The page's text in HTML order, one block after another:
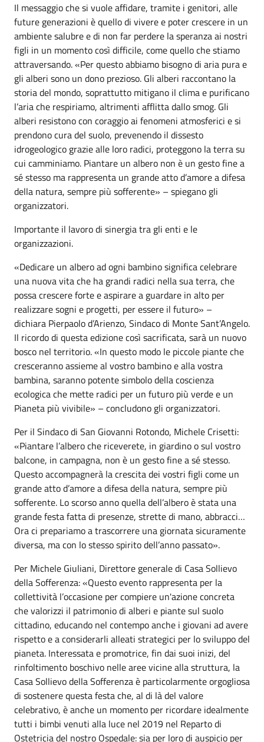
Il messaggio che si vuole affidare, tramite i genitori, alle
future generazioni è quello di vivere e poter crescere in un
ambiente salubre e di non far perdere la speranza ai nostri
figli in un momento così difficile, come quello che stiamo
attraversando. «Per questo abbiamo bisogno di aria pura e
gli alberi sono un dono prezioso. Gli alberi raccontano la
storia del mondo, soprattutto mitigano il clima e purificano
l’aria che respiriamo, altrimenti afflitta dallo smog. Gli
alberi resistono con coraggio ai fenomeni atmosferici e si
prendono cura del suolo, prevenendo il dissesto
idrogeologico grazie alle loro radici, proteggono la terra su
cui camminiamo. Piantare un albero non è un gesto fine a
sé stesso ma rappresenta un grande atto d’amore a difesa
della natura, sempre più sofferente» – spiegano gli
organizzatori.
Importante il lavoro di sinergia tra gli enti e le
organizzazioni.
«Dedicare un albero ad ogni bambino significa celebrare
una nuova vita che ha grandi radici nella sua terra, che
possa crescere forte e aspirare a guardare in alto per
realizzare sogni e progetti, per essere il futuro» –
dichiara Pierpaolo d’Arienzo, Sindaco di Monte Sant’Angelo.
Il ricordo di questa edizione così sacrificata, sarà un nuovo
bosco nel territorio. «In questo modo le piccole piante che
cresceranno assieme al vostro bambino e alla vostra
bambina, saranno potente simbolo della coscienza
ecologica che mette radici per un futuro più verde e un
Pianeta più vivibile» – concludono gli organizzatori.
Per il Sindaco di San Giovanni Rotondo, Michele Crisetti:
«Piantare l’albero che riceverete, in giardino o sul vostro
balcone, in campagna, non è un gesto fine a sé stesso.
Questo accompagnerà la crescita dei vostri figli come un
grande atto d’amore a difesa della natura, sempre più
sofferente. Lo scorso anno quella dell’albero è stata una
grande festa fatta di presenze, strette di mano, abbracci…
Ora ci prepariamo a trascorrere una giornata sicuramente
diversa, ma con lo stesso spirito dell’anno passato».
Per Michele Giuliani, Direttore generale di Casa Sollievo
della Sofferenza: «Questo evento rappresenta per la
collettività l’occasione per compiere un'azione concreta
che valorizzi il patrimonio di alberi e piante sul suolo
cittadino, educando nel contempo anche i giovani ad avere
rispetto e a considerarli alleati strategici per lo sviluppo del
pianeta. Interessata e promotrice, fin dai suoi inizi, del
rinfoltimento boschivo nelle aree vicine alla struttura, la
Casa Sollievo della Sofferenza è particolarmente orgogliosa
di sostenere questa festa che, al di là del valore
celebrativo, è anche un momento per ricordare idealmente
tutti i bimbi venuti alla luce nel 2019 nel Reparto di
Ostetricia del nostro Ospedale: sia per loro di auspicio per